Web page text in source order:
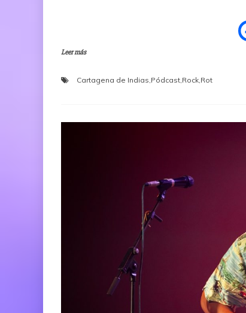
Leer más
Cartagena de Indias,Pódcast,Rock,Rot